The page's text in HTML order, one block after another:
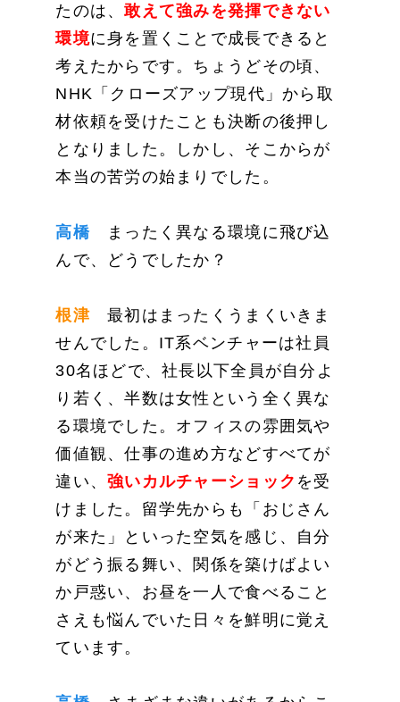
たのは、敢えて強みを発揮できない
環境に身を置くことで成長できると
考えたからです。ちょうどその頃、
NHK「クローズアップ現代」から取
材依頼を受けたことも決断の後押し
となりました。しかし、そこからが
本当の苦労の始まりでした。
高橋まったく異なる環境に飛び込
んで、どうでしたか？
根津最初はまったくうまくいきま
せんでした。IT系ベンチャーは社員
30名ほどで、社長以下全員が自分よ
り若く、半数は女性という全く異な
る環境でした。オフィスの雰囲気や
価値観、仕事の進め方などすべてが
違い、強いカルチャーショック を受
けました。留学先からも「おじさん
が来た」といった空気を感じ、自分
がどう振る舞い、関係を築けばよい
か戸惑い、お昼を一人で食べること
さえも悩んでいた日々を鮮明に覚え
ています。